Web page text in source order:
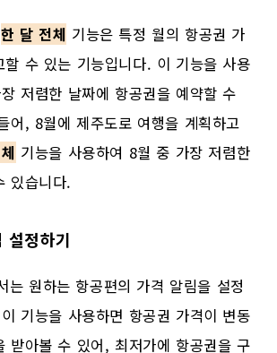
한 달 전체 기능은 특정 월의 항공권 가
할 수 있는 기능입니다. 이 기능을 사용
저렴한 날짜에 항공권을 예약할 수
어, 8월에 제주도로 여행을 계획하고
기능을 사용하여 8월 중 가장 저렴한
있습니다.
정하기
는 원하는 항공편의 가격 알림을 설정
기능을 사용하면 항공권 가격이 변동
받아볼 수 있어, 최저가에 항공권을 구